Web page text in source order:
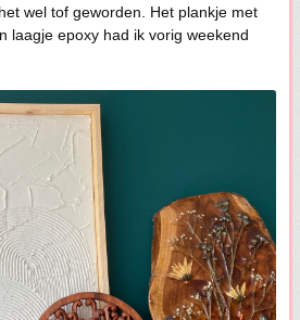
wel tof geworden. Het plankje met
laagje epoxy had ik vorig weekend